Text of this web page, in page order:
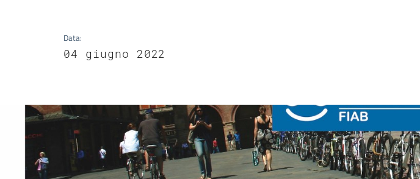
Data:
04 giugno 2022